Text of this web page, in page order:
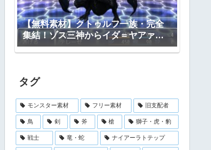
【無料素材】クトゥルフ一族・完全
集結！ゾス三神からイダ＝ヤアァ、
インスマス面まで網羅｜RPGツクー
タグ
モンスター素材 フリー素材 旧支配者
鳥 剣 斧 槍 獅子・虎・豹
戦士 竜・蛇 ナイアーラトテップ